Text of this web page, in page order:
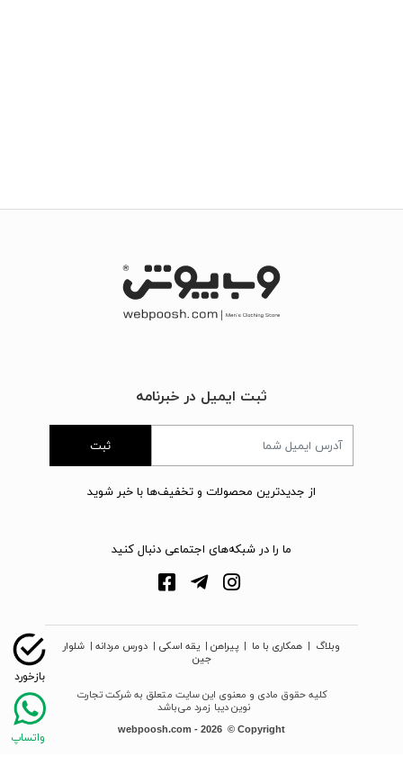
ثبت ایمیل در خبرنامه
ثبت
از جدیدترین محصولات و تخفیف‌ها با خبر شوید
ما را در شبکه‌های اجتماعی دنبال کنید
وبلاگ | همکاری با ما | پیراهن | یقه اسکی | دورس مردانه | شلوار
جین
کلیه حقوق مادی و معنوی این سایت متعلق به شرکت تجارت
نوین دیبا زمرد می‌باشد
webpoosh.com - 2026 © Copyright